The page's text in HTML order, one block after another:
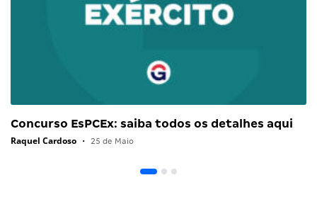
Concurso EsPCEx: saiba todos os detalhes aqui
Raquel Cardoso • 25 de Maio